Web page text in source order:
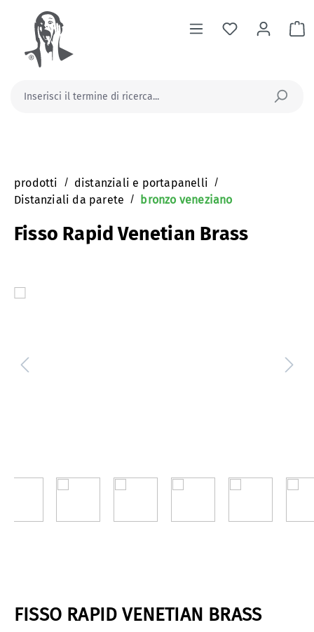
principale
Il
prodotti / distanziali e portapanelli /
Distanziali da parete / bronzo veneziano
Fisso Rapid Venetian Brass
FISSO RAPID VENETIAN BRASS